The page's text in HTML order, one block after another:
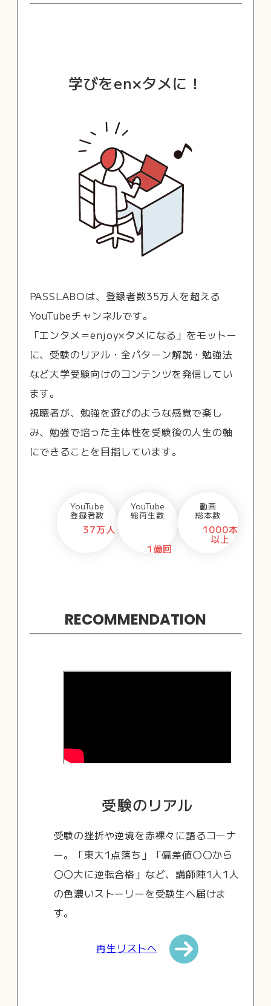
学びをen×タメに！
PASSLABOは、登録者数35万人を超える
YouTubeチャンネルです。
「エンタメ＝enjoy×タメになる」をモットー
に、受験のリアル・全パターン解説・勉強法
など大学受験向けのコンテンツを発信してい
ます。
視聴者が、勉強を遊びのような感覚で楽し
み、勉強で培った主体性を受験後の人生の軸
にできることを目指しています。
YouTube
登録者数
37万人
YouTube
総再生数
1億回
動画
総本数
1000本
以上
RECOMMENDATION
受験のリアル
受験の挫折や逆境を赤裸々に語るコーナ
ー。「東大1点落ち」「偏差値〇〇から
〇〇大に逆転合格」など、講師陣1人1人
の色濃いストーリーを受験生へ届けま
す。
再生リストへ